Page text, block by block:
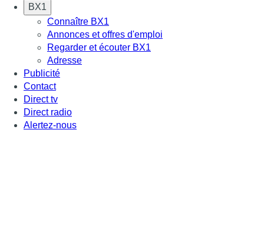
BX1
Connaître BX1
Annonces et offres d'emploi
Regarder et écouter BX1
Adresse
Publicité
Contact
Direct tv
Direct radio
Alertez-nous